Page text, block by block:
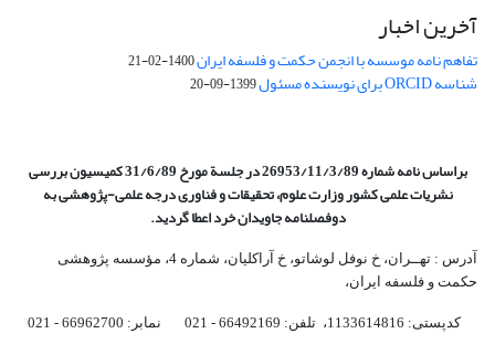
آخرین اخبار
تفاهم نامه موسسه با انجمن حکمت و فلسفه ایران1400-02-21
شناسه ORCID برای نویسنده مسئول 1399-09-20
براساس نامه شماره 26953/11/3/89 در جلسة مورخ 31/6/89 کمیسیون
بررسی
نشریات علمی کشور وزارت علوم، تحقیقات و فناوری درجه علمی‌-پژوهشیبه
دوفصلنامه جاویدان خرد اعطا گردید.
آدرس : تهــران، خ نوفل لوشاتو، خ آراکلیان، شماره 4،‌ مؤسسه پژوهشی
حکمت و فلسفه ایران،‌
کدپستی: 1133614816، تلفن: 66492169 - 021 نمابر: 66962700 - 021